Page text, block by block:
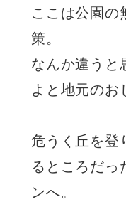
ここは公園の
策。
なんか違うと
よと地元のお
危うく丘を登
るところだっ
ンへ。